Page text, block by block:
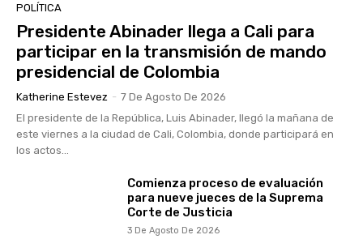
POLÍTICA
Presidente Abinader llega a Cali para
participar en la transmisión de mando
presidencial de Colombia
Katherine Estevez - 7 De Agosto De 2026
El presidente de la República, Luis Abinader, llegó la mañana de
este viernes a la ciudad de Cali, Colombia, donde participará en
los actos...
Comienza proceso de evaluación
para nueve jueces de la Suprema
Corte de Justicia
3 De Agosto De 2026